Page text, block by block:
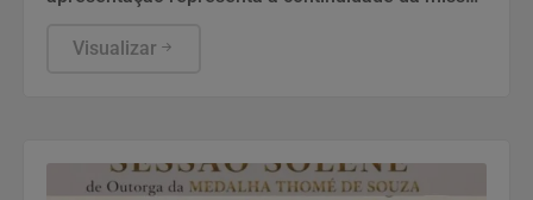
cultura popular baiana
Visualizar